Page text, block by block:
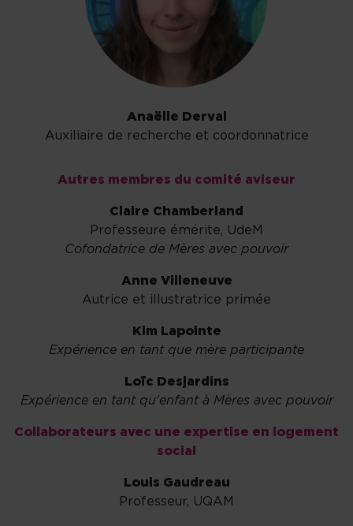
Anaëlle Derval
Auxiliaire de recherche et coordonnatrice
Autres membres du comité aviseur
Claire Chamberland
Professeure émérite, UdeM
Cofondatrice de Mères avec pouvoir
Anne Villeneuve
Autrice et illustratrice primée
Kim Lapointe
Expérience en tant que mère participante
Loïc Desjardins
Expérience en tant qu'enfant à Mères avec pouvoir
Collaborateurs avec une expertise en logement
social
Louis Gaudreau
Professeur, UQAM